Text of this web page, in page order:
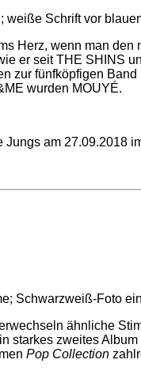
Herz, wenn man
er seit THE SHINS
zur fünfköpfigen
wurden MOUYÉ.
Jungs am 27.09.2018
ähnliche
starkes zweites
Pop Collection